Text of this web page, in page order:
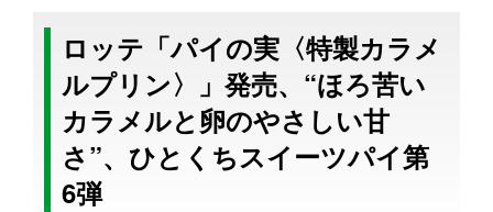
ロッテ「パイの実〈特製カラメ
ルプリン〉」発売、“ほろ苦い
カラメルと卵のやさしい甘
さ”、ひとくちスイーツパイ第
6弾